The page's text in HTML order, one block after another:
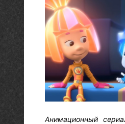
Ани­маци­он­ный